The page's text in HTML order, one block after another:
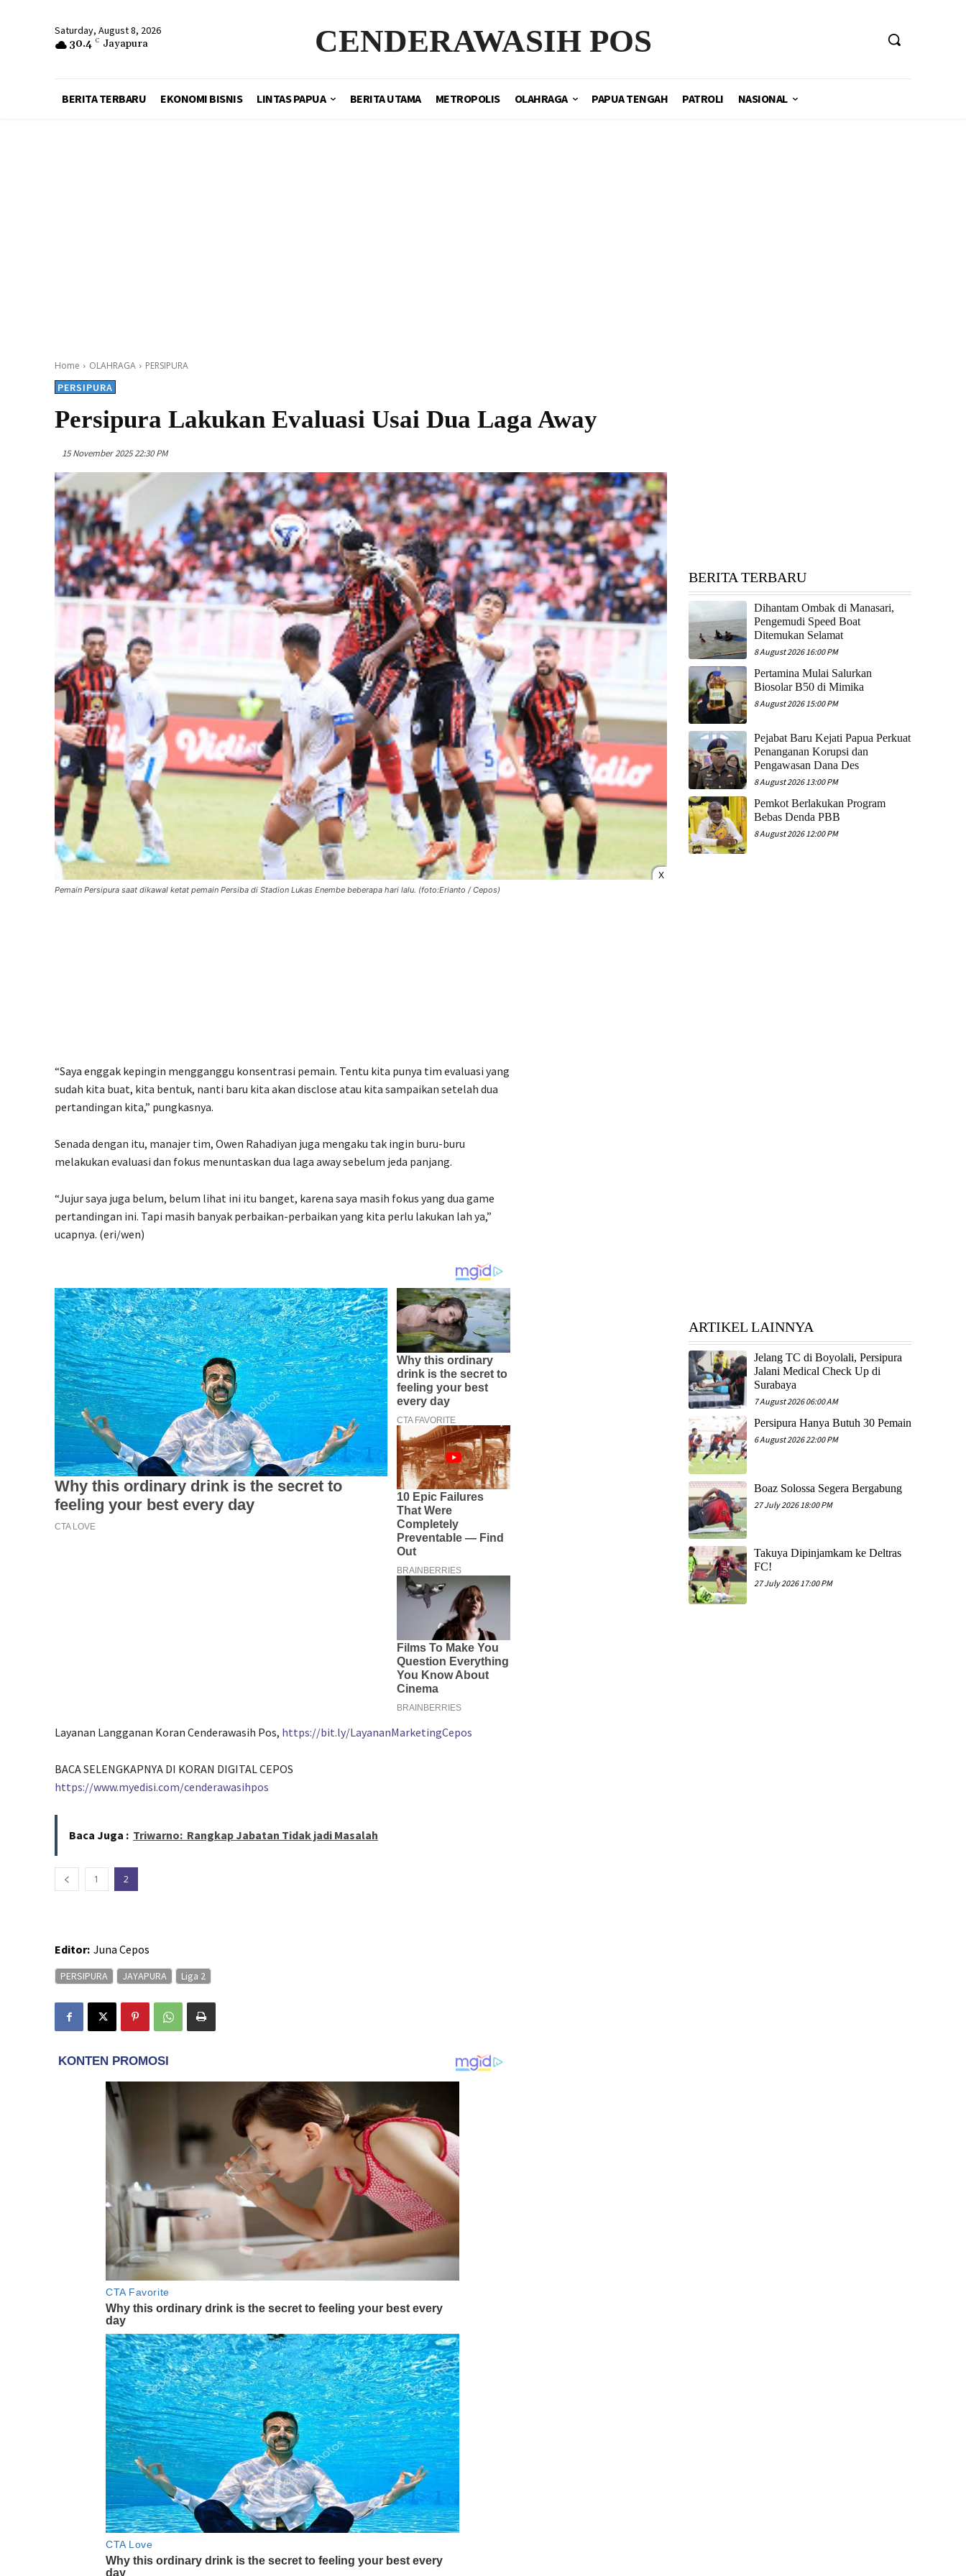
Saturday, August 8, 2026
30.4 C Jayapura CENDERAWASIH POS
BERITA TERBARU EKONOMI BISNIS LINTAS PAPUA BERITA UTAMA METROPOLIS OLAHRAGA PAPUA TENGAH PATROLI NASIONAL
Home OLAHRAGA PERSIPURA
PERSIPURA
Persipura Lakukan Evaluasi Usai Dua Laga Away
15 November 2025 22:30 PM
X
Pemain Persipura saat dikawal ketat pemain Persiba di Stadion Lukas Enembe beberapa hari lalu. (foto:Erianto / Cepos)
“Saya enggak kepingin mengganggu konsentrasi pemain. Tentu kita punya tim evaluasi yang
sudah kita buat, kita bentuk, nanti baru kita akan disclose atau kita sampaikan setelah dua
pertandingan kita,” pungkasnya.
Senada dengan itu, manajer tim, Owen Rahadiyan juga mengaku tak ingin buru-buru
melakukan evaluasi dan fokus menuntaskan dua laga away sebelum jeda panjang.
“Jujur saya juga belum, belum lihat ini itu banget, karena saya masih fokus yang dua game
pertandingan ini. Tapi masih banyak perbaikan-perbaikan yang kita perlu lakukan lah ya,”
ucapnya. (eri/wen)
Layanan Langganan Koran Cenderawasih Pos, https://bit.ly/LayananMarketingCepos
BACA SELENGKAPNYA DI KORAN DIGITAL CEPOS
https://www.myedisi.com/cenderawasihpos
Baca Juga : Triwarno: Rangkap Jabatan Tidak jadi Masalah
1 2
Editor: Juna Cepos
PERSIPURA JAYAPURA Liga 2
BERITA TERBARU
Dihantam Ombak di Manasari,
Pengemudi Speed Boat
Ditemukan Selamat
8 August 2026 16:00 PM
Pertamina Mulai Salurkan
Biosolar B50 di Mimika
8 August 2026 15:00 PM
Pejabat Baru Kejati Papua Perkuat
Penanganan Korupsi dan
Pengawasan Dana Des
8 August 2026 13:00 PM
Pemkot Berlakukan Program
Bebas Denda PBB
8 August 2026 12:00 PM
ARTIKEL LAINNYA
Jelang TC di Boyolali, Persipura
Jalani Medical Check Up di
Surabaya
7 August 2026 06:00 AM
Persipura Hanya Butuh 30 Pemain
6 August 2026 22:00 PM
Boaz Solossa Segera Bergabung
27 July 2026 18:00 PM
Takuya Dipinjamkam ke Deltras
FC!
27 July 2026 17:00 PM